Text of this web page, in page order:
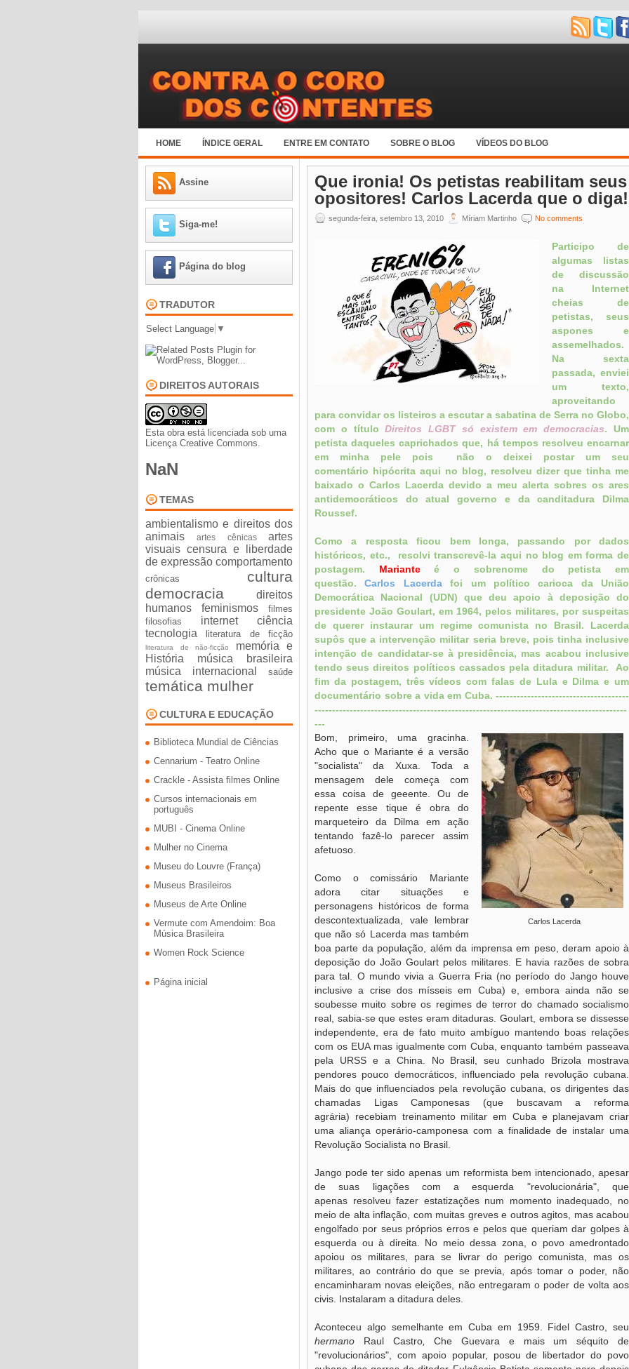
HOME ÍNDICE GERAL ENTRE EM CONTATO SOBRE O BLOG VÍDEOS DO BLOG
Assine
Siga-me!
Página do blog
TRADUTOR
Select Language ▼
DIREITOS AUTORAIS
Esta obra está licenciada sob uma
Licença Creative Commons.
NaN
TEMAS
ambientalismo e direitos dos
animais
artes cênicas
artes
visuais censura e liberdade
de expressão comportamento
crônicas
cultura
democracia
direitos
humanos
feminismos
filmes
filosofias
internet ciência
tecnologia
literatura de ficção
literatura de não-ficção
memória e
História
música brasileira
música internacional
saúde
temática mulher
CULTURA E EDUCAÇÃO
Biblioteca Mundial de Ciências
Cennarium - Teatro Online
Crackle - Assista filmes Online
Cursos internacionais em
português
MUBI - Cinema Online
Mulher no Cinema
Museu do Louvre (França)
Museus Brasileiros
Museus de Arte Online
Vermute com Amendoim: Boa
Música Brasileira
Women Rock Science
Página inicial
Que ironia! Os petistas reabilitam seus
opositores! Carlos Lacerda que o diga!
segunda-feira, setembro 13, 2010 Míriam Martinho No comments
Participo de
algumas listas
de discussão
na Internet
cheias de
petistas, seus
aspones e
assemelhados.
Na sexta
passada, enviei
um texto,
aproveitando
para convidar os listeiros a escutar a sabatina de Serra no Globo,
com o títuloDireitos LGBT só existem em democracias. Um
petista daqueles caprichados que, há tempos resolveu encarnar
em minha pele pois não o deixei postar um seu
comentário hipócrita aqui no blog, resolveu dizer que tinha me
baixado o Carlos Lacerda devido a meu alerta sobres os ares
antidemocráticos do atual governo e da canditadura Dilma
Roussef.
Como a resposta ficou bem longa, passando por dados
históricos, etc., resolvi transcrevê-la aqui no blog em forma de
postagem. Marianteé o sobrenome do petista em
questão.Carlos Lacerdafoi um político carioca da União
Democrática Nacional (UDN) que deu apoio à deposição do
presidente João Goulart, em 1964, pelos militares, por suspeitas
de querer instaurar um regime comunista no Brasil. Lacerda
supôs que a intervenção militar seria breve, pois tinha inclusive
intenção de candidatar-se à presidência, mas acabou inclusive
tendo seus direitos políticos cassados pela ditadura militar. Ao
fim da postagem, três vídeos com falas de Lula e Dilma e um
documentário sobre a vida em Cuba. --------------------------------------
-----------------------------------------------------------------------------------------
---
Carlos Lacerda
Bom, primeiro, uma gracinha.
Acho que o Mariante é a versão
"socialista" da Xuxa. Toda a
mensagem dele começa com
essa coisa de geeente. Ou de
repente esse tique é obra do
marqueteiro da Dilma em ação
tentando fazê-lo parecer assim
afetuoso.
Como o comissário Mariante
adora citar situações e
personagens históricos de forma
descontextualizada, vale lembrar
que não só Lacerda mas também
boa parte da população, além da imprensa em peso, deram apoio à
deposição do João Goulart pelos militares. E havia razões de sobra
para tal. O mundo vivia a Guerra Fria (no período do Jango houve
inclusive a crise dos mísseis em Cuba) e, embora ainda não se
soubesse muito sobre os regimes de terror do chamado socialismo
real, sabia-se que estes eram ditaduras. Goulart, embora se dissesse
independente, era de fato muito ambíguo mantendo boas relações
com os EUA mas igualmente com Cuba, enquanto também passeava
pela URSS e a China. No Brasil, seu cunhado Brizola mostrava
pendores pouco democráticos, influenciado pela revolução cubana.
Mais do que influenciados pela revolução cubana, os dirigentes das
chamadas Ligas Camponesas (que buscavam a reforma
agrária) recebiam treinamento militar em Cuba e planejavam criar
uma aliança operário-camponesa com a finalidade de instalar uma
Revolução Socialista no Brasil.
Jango pode ter sido apenas um reformista bem intencionado, apesar
de suas ligações com a esquerda "revolucionária", que
apenas resolveu fazer estatizações num momento inadequado, no
meio de alta inflação, com muitas greves e outros agitos, mas acabou
engolfado por seus próprios erros e pelos que queriam dar golpes à
esquerda ou à direita. No meio dessa zona, o povo amedrontado
apoiou os militares, para se livrar do perigo comunista, mas os
militares, ao contrário do que se previa, após tomar o poder, não
encaminharam novas eleições, não entregaram o poder de volta aos
civis. Instalaram a ditadura deles.
Aconteceu algo semelhante em Cuba em 1959. Fidel Castro, seu
hermano Raul Castro,
Che Guevara e mais um séquito de
"revolucionários", com apoio popular, posou de libertador do povo